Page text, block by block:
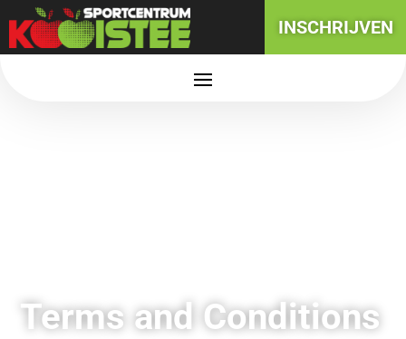
INSCHRIJVEN
Terms and Conditions